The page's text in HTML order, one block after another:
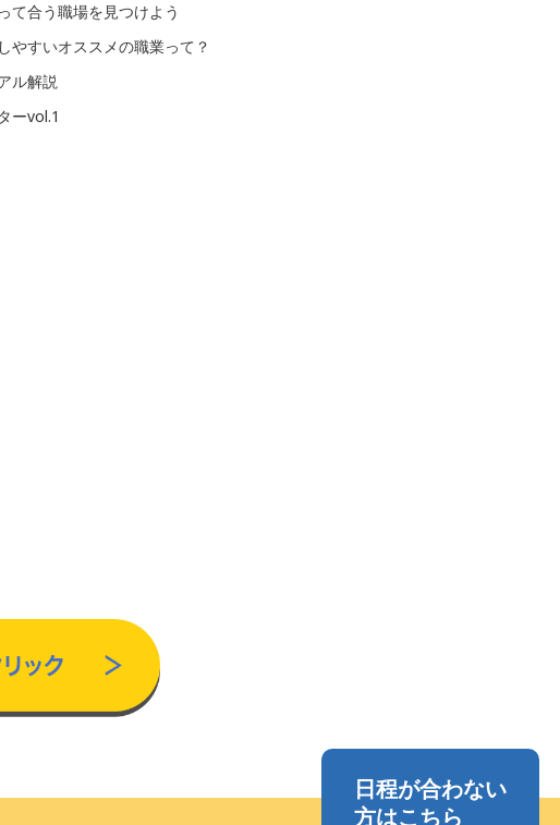
て合う職場を見つけよう
やすいオススメの職業って？
ル解説
ーvol.1
日程が合わない
方はこちら